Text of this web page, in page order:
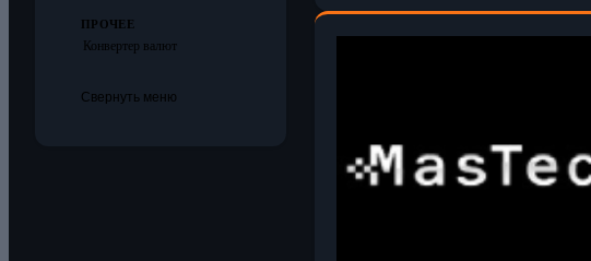
ПРОЧЕЕ
Конвертер валют
Свернуть меню